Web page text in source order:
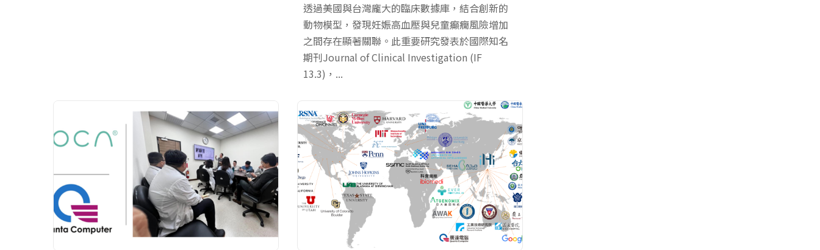
透過美國與台灣龐大的臨床數據庫，結合創新的
動物模型，發現妊娠高血壓與兒童癲癇風險增加
之間存在顯著關聯。此重要研究發表於國際知名
期刊Journal of Clinical Investigation (IF
13.3)，...